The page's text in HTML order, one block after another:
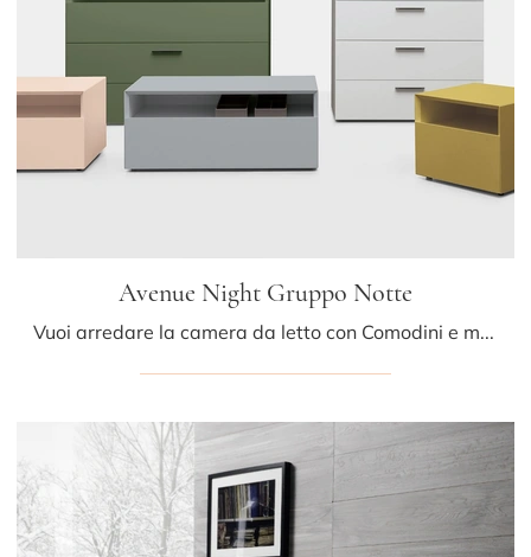
Avenue Night Gruppo Notte
Vuoi arredare la camera da letto con Comodini e mobili con cassetti di Kristalia? Ecco qui il modello Avenue Night Gruppo Notte in laccato opaco per ...